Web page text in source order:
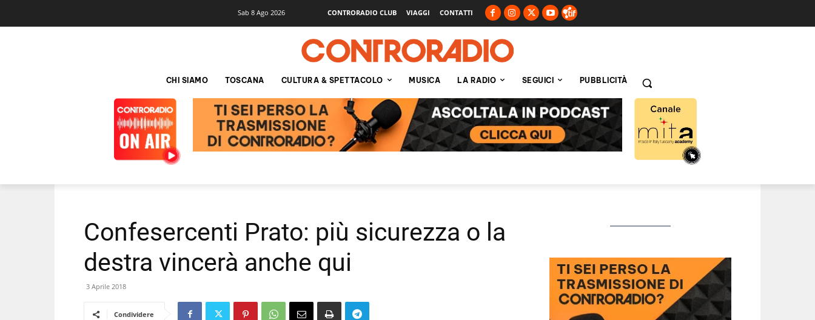
Sab 8 Ago 2026 CONTRORADIO CLUB VIAGGI CONTATTI
CHI SIAMO TOSCANA CULTURA & SPETTACOLO MUSICA LA RADIO SEGUICI PUBBLICITÀ
Confesercenti Prato: più sicurezza o la
destra vincerà anche qui
3 Aprile 2018
Condividere